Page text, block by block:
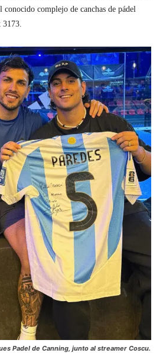
conocido complejo de canchas de pádel
Padel de Canning, junto al streamer Coscu.